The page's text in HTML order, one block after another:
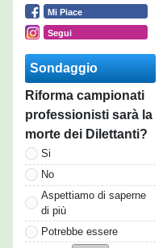
Mi Piace
Segui
Sondaggio
Riforma campionati
professionisti sarà la
morte dei Dilettanti?
Si
No
Aspettiamo di saperne
di più
Potrebbe essere